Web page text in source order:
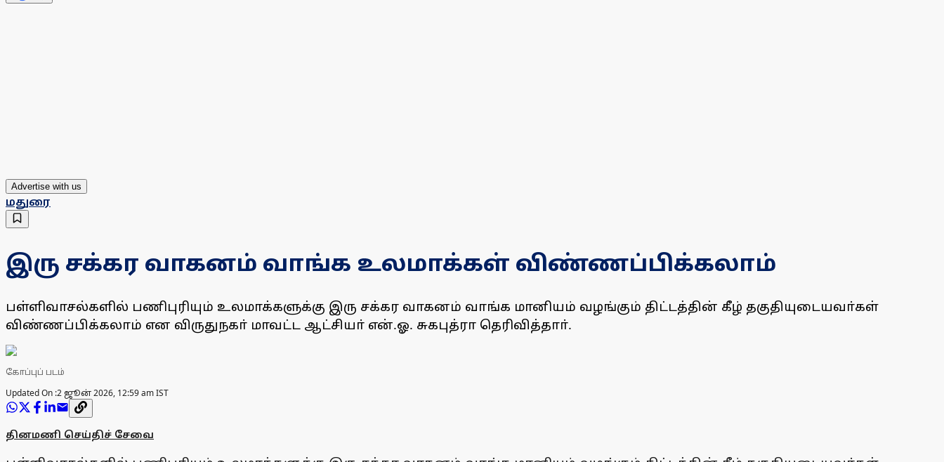
Advertise with us
மதுரை
இரு சக்கர வாகனம் வாங்க உலமாக்கள் விண்ணப்பிக்கலாம்
பள்ளிவாசல்களில் பணிபுரியும் உலமாக்களுக்கு இரு சக்கர வாகனம் வாங்க மானியம் வழங்கும் திட்டத்தின் கீழ் தகுதியுடையவா்கள்
விண்ணப்பிக்கலாம் என விருதுநகா் மாவட்ட ஆட்சியா் என்.ஓ. சுகபுத்ரா தெரிவித்தாா்.
கோப்புப் படம்
Updated On :2 ஜூன் 2026, 12:59 am IST
தினமணி செய்திச் சேவை